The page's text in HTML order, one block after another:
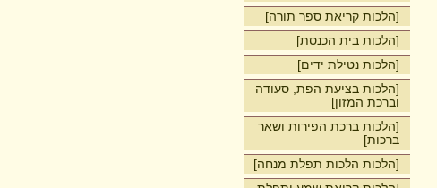
[הלכות קריאת ספר תורה]
[הלכות בית הכנסת]
[הלכות נטילת ידים]
[הלכות בציעת הפת, סעודה
וברכת המזון]
[הלכות ברכת הפירות ושאר
ברכות]
[הלכות הלכות תפלת מנחה]